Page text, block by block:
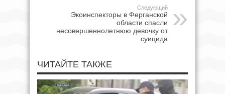
Следующий
Экоинспекторы в Ферганской
области спасли
несовершеннолетнюю девочку от
суицида
ЧИТАЙТЕ ТАКЖЕ